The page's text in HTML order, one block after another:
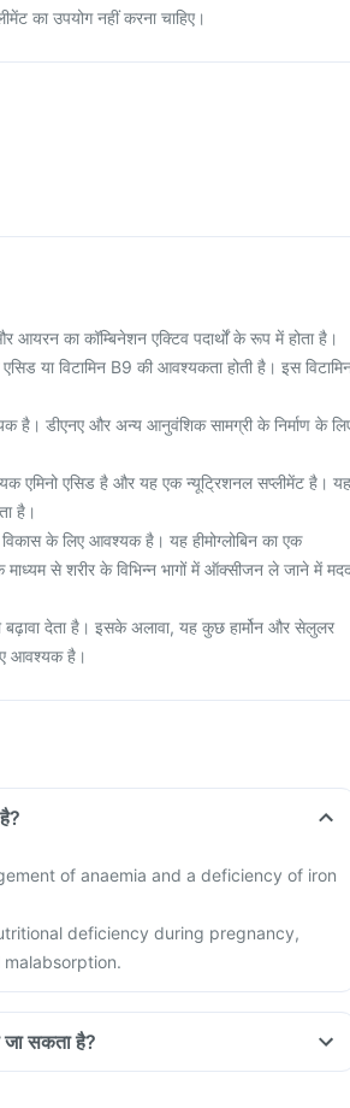
का उपयोग नहीं करना चाहिए।
आयरन का कॉम्बिनेशन एक्टिव पदार्थों के रूप में होता है।
या विटामिन B9 की आवश्यकता होती है। इस
है। डीएनए और अन्य आनुवंशिक सामग्री के निर्माण के
एमिनो एसिड है और यह एक न्यूट्रिशनल सप्लीमेंट है। यह
है।
के लिए आवश्यक है। यह हीमोग्लोबिन का एक
से शरीर के विभिन्न भागों में ऑक्सीजन ले जाने में
देता है। इसके अलावा, यह कुछ हार्मोन और सेलुलर
आवश्यक है।
of anaemia and a deficiency of iron
deficiency during pregnancy,
जा सकता है?